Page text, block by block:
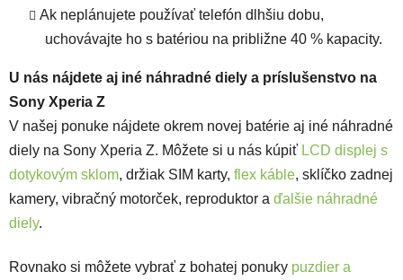
Ak neplánujete používať telefón dlhšiu dobu,
uchovávajte ho s batériou na približne 40 % kapacity.
U nás nájdete aj iné náhradné diely a príslušenstvo na
Sony Xperia Z
V našej ponuke nájdete okrem novej batérie aj iné náhradné
diely na Sony Xperia Z. Môžete si u nás kúpiť LCD displej s
dotykovým sklom, držiak SIM karty, flex káble, sklíčko zadnej
kamery, vibračný motorček, reproduktor a ďalšie náhradné
diely.
Rovnako si môžete vybrať z bohatej ponuky puzdier a